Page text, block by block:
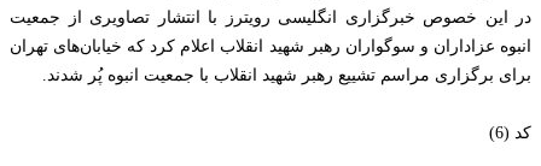
در این خصوص خبرگزاری انگلیسی رویترز با انتشار تصاویری از جمعیت
انبوه عزاداران و سوگواران رهبر شهید انقلاب اعلام کرد که خیابان‌های تهران
برای برگزاری مراسم تشییع رهبر شهید انقلاب با جمعیت انبوه پُر شدند.
کد (6)